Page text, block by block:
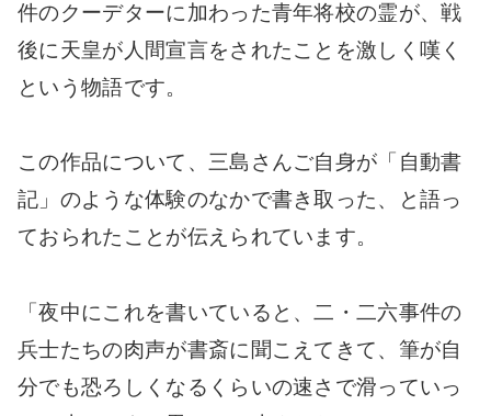
件のクーデターに加わった青年将校の霊が、戦
後に天皇が人間宣言をされたことを激しく嘆く
という物語です。
この作品について、三島さんご自身が「自動書
記」のような体験のなかで書き取った、と語っ
ておられたことが伝えられています。
「夜中にこれを書いていると、二・二六事件の
兵士たちの肉声が書斎に聞こえてきて、筆が自
分でも恐ろしくなるくらいの速さで滑っていっ